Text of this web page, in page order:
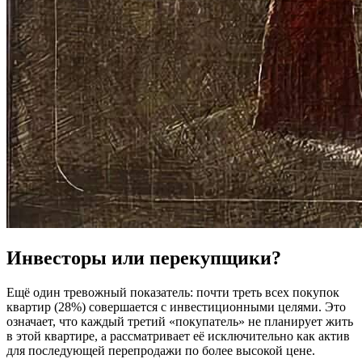
Инвесторы или перекупщики?
Ещё один тревожный показатель: почти треть всех покупок
квартир (28%) совершается с инвестиционными целями. Это
означает, что каждый третий «покупатель» не планирует жить
в этой квартире, а рассматривает её исключительно как актив
для последующей перепродажи по более высокой цене.